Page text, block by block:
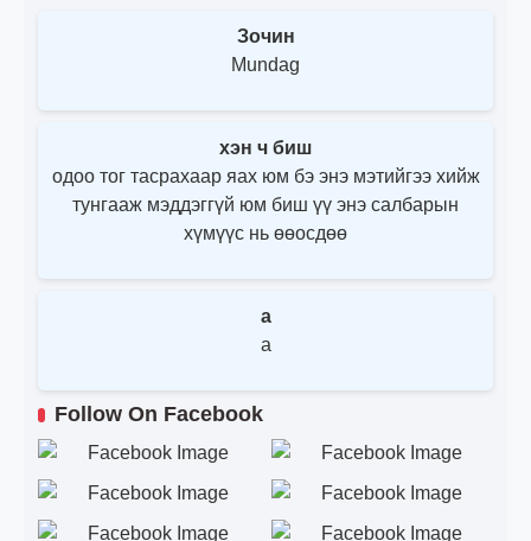
Зочин
Mundag
хэн ч биш
одоо тог тасрахаар яах юм бэ энэ мэтийгээ хийж
тунгааж мэддэггүй юм биш үү энэ салбарын
хүмүүс нь өөосдөө
a
a
Follow On Facebook